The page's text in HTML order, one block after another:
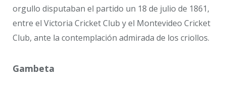
orgullo disputaban el partido un 18 de julio de 1861,
entre el Victoria Cricket Club y el Montevideo Cricket
Club, ante la contemplación admirada de los criollos.
Gambeta